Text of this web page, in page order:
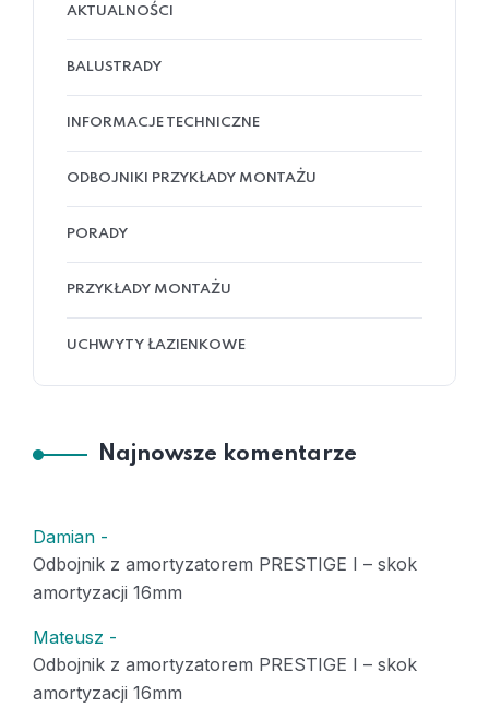
AKTUALNOŚCI
BALUSTRADY
INFORMACJE TECHNICZNE
ODBOJNIKI PRZYKŁADY MONTAŻU
PORADY
PRZYKŁADY MONTAŻU
UCHWYTY ŁAZIENKOWE
Najnowsze komentarze
Damian -
Odbojnik z amortyzatorem PRESTIGE I – skok
amortyzacji 16mm
Mateusz -
Odbojnik z amortyzatorem PRESTIGE I – skok
amortyzacji 16mm